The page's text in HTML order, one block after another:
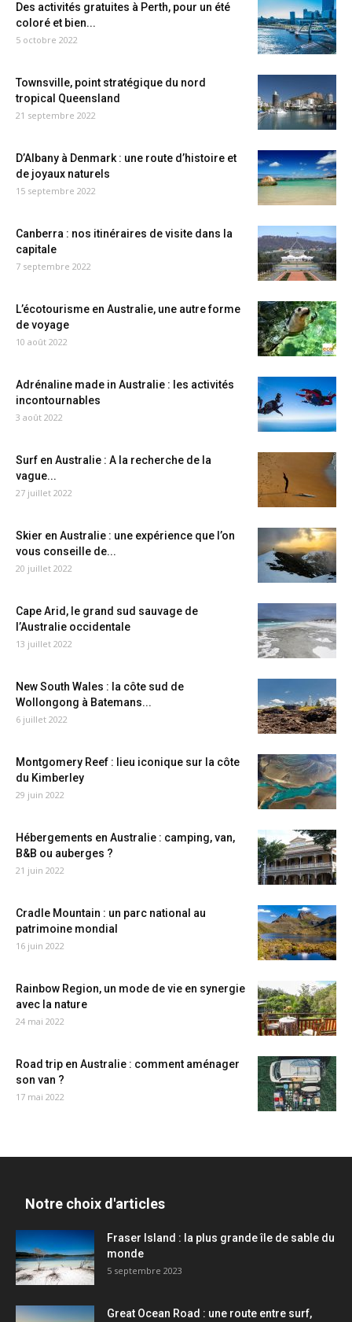
Des activités gratuites à Perth, pour un été
coloré et bien...
5 octobre 2022
Townsville, point stratégique du nord
tropical Queensland
21 septembre 2022
D’Albany à Denmark : une route d’histoire et
de joyaux naturels
15 septembre 2022
Canberra : nos itinéraires de visite dans la
capitale
7 septembre 2022
L’écotourisme en Australie, une autre forme
de voyage
10 août 2022
Adrénaline made in Australie : les activités
incontournables
3 août 2022
Surf en Australie : A la recherche de la
vague...
27 juillet 2022
Skier en Australie : une expérience que l’on
vous conseille de...
20 juillet 2022
Cape Arid, le grand sud sauvage de
l’Australie occidentale
13 juillet 2022
New South Wales : la côte sud de
Wollongong à Batemans...
6 juillet 2022
Montgomery Reef : lieu iconique sur la côte
du Kimberley
29 juin 2022
Hébergements en Australie : camping, van,
B&B ou auberges ?
21 juin 2022
Cradle Mountain : un parc national au
patrimoine mondial
16 juin 2022
Rainbow Region, un mode de vie en synergie
avec la nature
24 mai 2022
Road trip en Australie : comment aménager
son van ?
17 mai 2022
Notre choix d'articles
Fraser Island : la plus grande île de sable du
monde
5 septembre 2023
Great Ocean Road : une route entre surf,